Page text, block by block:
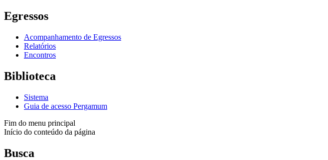
Egressos
Acompanhamento de Egressos
Relatórios
Encontros
Biblioteca
Sistema
Guia de acesso Pergamum
Fim do menu principal
Início do conteúdo da página
Busca